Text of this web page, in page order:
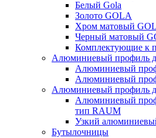
Белый Gola
Золото GOLA
Хром матовый
Черный матовый
Комплектующие к
Алюминиевый профиль
Алюминиевый
Алюминиевый
Алюминиевый профиль
Алюминиевый
тип RAUM
Узкий
Бутылочницы